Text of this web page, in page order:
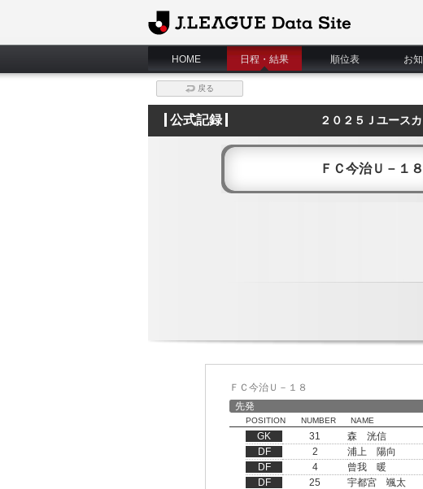
J.League Data Site
HOME 日程・結果 順位表 お
戻る
公式記録 ２０２５Ｊユース
ＦＣ今治Ｕ－１８
ＦＣ今治Ｕ－１８
先発
POSITION NUMBER NAME
GK 31
森 洸信
DF
2
浦上 陽向
DF
4
曾我 暖
DF
25
宇都宮 颯太